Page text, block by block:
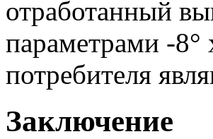
отработанный
параметрами -8°
потребителя
Заключение